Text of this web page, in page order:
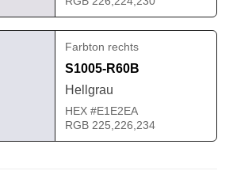
Farbton rechts
S1005-R60B
Hellgrau
HEX #E1E2EA
RGB 225,226,234